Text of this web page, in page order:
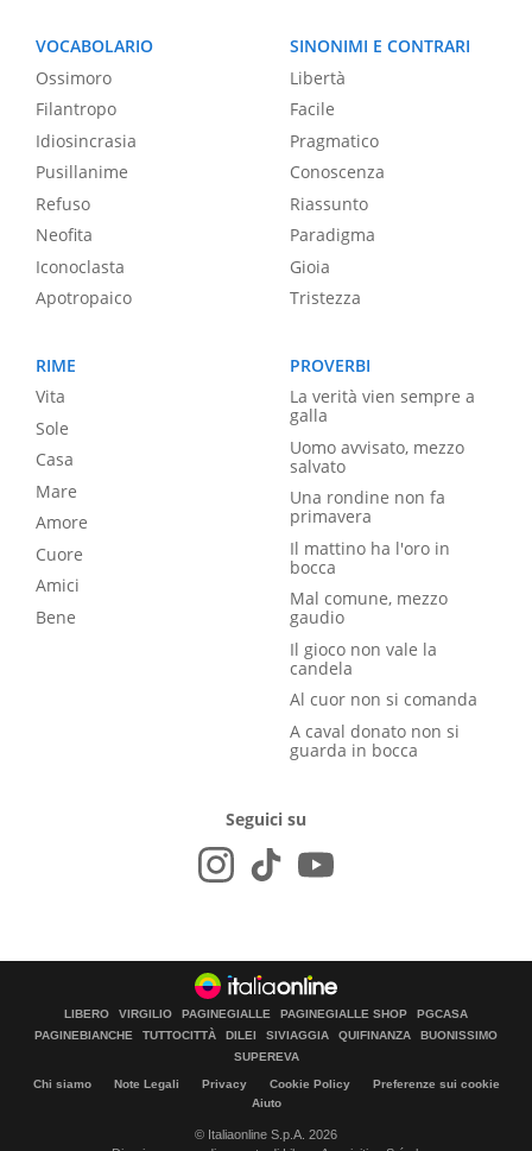
VOCABOLARIO
Ossimoro
Filantropo
Idiosincrasia
Pusillanime
Refuso
Neofita
Iconoclasta
Apotropaico
SINONIMI E CONTRARI
Libertà
Facile
Pragmatico
Conoscenza
Riassunto
Paradigma
Gioia
Tristezza
RIME
Vita
Sole
Casa
Mare
Amore
Cuore
Amici
Bene
PROVERBI
La verità vien sempre a
galla
Uomo avvisato, mezzo
salvato
Una rondine non fa
primavera
Il mattino ha l'oro in
bocca
Mal comune, mezzo
gaudio
Il gioco non vale la
candela
Al cuor non si comanda
A caval donato non si
guarda in bocca
Seguici su
LIBERO VIRGILIO PAGINEGIALLE PAGINEGIALLE SHOP
PGCASA
PAGINEBIANCHE
TUTTOCITTÀ DILEI SIVIAGGIA QUIFINANZA
BUONISSIMO
SUPEREVA
Chi siamo Note Legali Privacy Cookie Policy
Preferenze sui cookie
Aiuto
© Italiaonline S.p.A. 2026